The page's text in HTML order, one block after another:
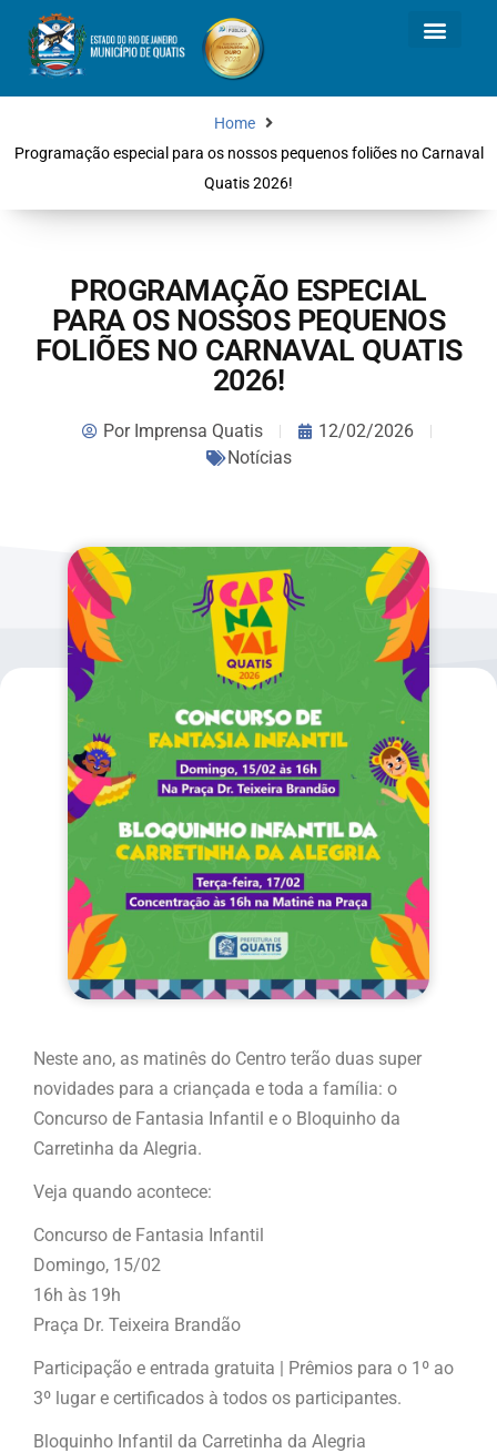
Home
Programação especial para os nossos pequenos foliões no Carnaval
Quatis 2026!
PROGRAMAÇÃO ESPECIAL
PARA OS NOSSOS PEQUENOS
FOLIÕES NO CARNAVAL QUATIS
2026!
PorImprensa Quatis
12/02/2026
Notícias
Neste ano, as matinês do Centro terão duas super
novidades para a criançada e toda a família: o
Concurso de Fantasia Infantil e o Bloquinho da
Carretinha da Alegria.
Veja quando acontece:
Concurso de Fantasia Infantil
Domingo, 15/02
16h às 19h
Praça Dr. Teixeira Brandão
Participação e entrada gratuita | Prêmios para o 1º ao
3º lugar e certificados à todos os participantes.
Bloquinho Infantil da Carretinha da Alegria